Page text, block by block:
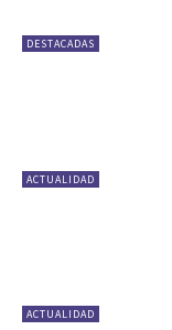
DESTACADAS
ACTUALIDAD
ACTUALIDAD